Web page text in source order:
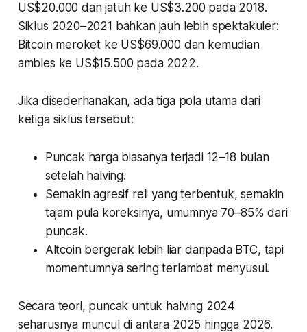
US$20.000 dan jatuh ke US$3.200 pada 2018.
Siklus 2020–2021 bahkan jauh lebih spektakuler:
Bitcoin meroket ke US$69.000 dan kemudian
ambles ke US$15.500 pada 2022.
Jika disederhanakan, ada tiga pola utama dari
ketiga siklus tersebut:
Puncak harga biasanya terjadi 12–18 bulan
setelah halving.
Semakin agresif reli yang terbentuk, semakin
tajam pula koreksinya, umumnya 70–85% dari
puncak.
Altcoin bergerak lebih liar daripada BTC, tapi
momentumnya sering terlambat menyusul.
Secara teori, puncak untuk halving 2024
seharusnya muncul di antara 2025 hingga 2026.